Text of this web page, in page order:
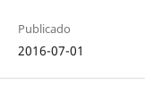
Publicado
2016-07-01